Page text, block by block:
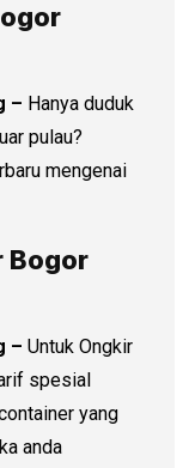
– Hanya duduk
pulau?
mengenai
Bogor
– Untuk Ongkir
spesial
yang
anda